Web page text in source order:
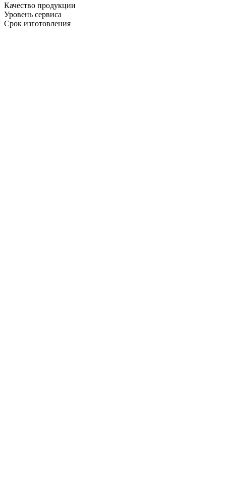
Качество продукции
Уровень сервиса
Срок изготовления